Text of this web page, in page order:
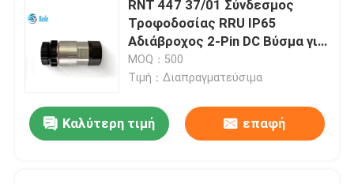
γρήγορο τερματικό μπλοκ
Συζευκτήρας HDMI
Συνδετήρας αυτοκινήτου
RNT 447 37/01 Σύνδεσμος
Τροφοδοσίας RRU IP65
Αδιάβροχος 2-Pin DC Βύσμα για
Ericsson
MOQ：500
Τιμή：Διαπραγματεύσιμα
Καλύτερη τιμή επαφή